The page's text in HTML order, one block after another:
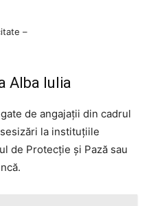
–
Alba Iulia
de angajații din cadrul
la instituțiile
de Protecție și Pază sau